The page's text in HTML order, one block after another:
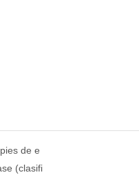
de e
(clasifi